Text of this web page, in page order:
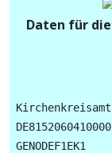
Daten für
GENODEF1EK1